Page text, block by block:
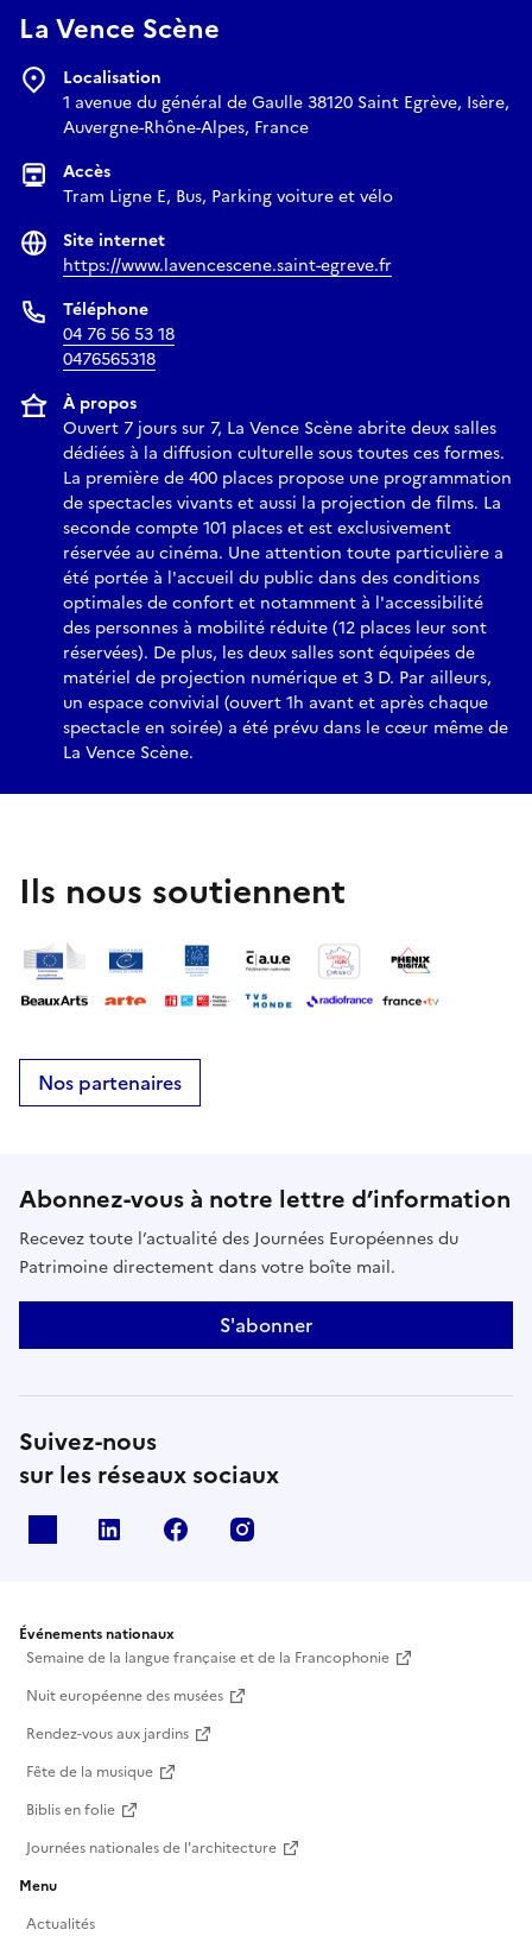
La Vence Scène
Localisation
1 avenue du général de Gaulle 38120 Saint Egrève, Isère,
Auvergne-Rhône-Alpes, France
Accès
Tram Ligne E, Bus, Parking voiture et vélo
Site internet
https://www.lavencescene.saint-egreve.fr
Téléphone
04 76 56 53 18
0476565318
À propos
Ouvert 7 jours sur 7, La Vence Scène abrite deux salles
dédiées à la diffusion culturelle sous toutes ces formes.
La première de 400 places propose une programmation
de spectacles vivants et aussi la projection de films. La
seconde compte 101 places et est exclusivement
réservée au cinéma. Une attention toute particulière a
été portée à l'accueil du public dans des conditions
optimales de confort et notamment à l'accessibilité
des personnes à mobilité réduite (12 places leur sont
réservées). De plus, les deux salles sont équipées de
matériel de projection numérique et 3 D. Par ailleurs,
un espace convivial (ouvert 1h avant et après chaque
spectacle en soirée) a été prévu dans le cœur même de
La Vence Scène.
Ils nous soutiennent
Nos partenaires
Abonnez-vous à notre lettre d’information
Recevez toute l’actualité des Journées Européennes du
Patrimoine directement dans votre boîte mail.
S'abonner
Suivez-nous
sur les réseaux sociaux
Linkedin Facebook
Événements nationaux
Semaine de la langue française et de la Francophonie
Nuit européenne des musées
Rendez-vous aux jardins
Fête de la musique
Biblis en folie
Journées nationales de l'architecture
Menu
Actualités